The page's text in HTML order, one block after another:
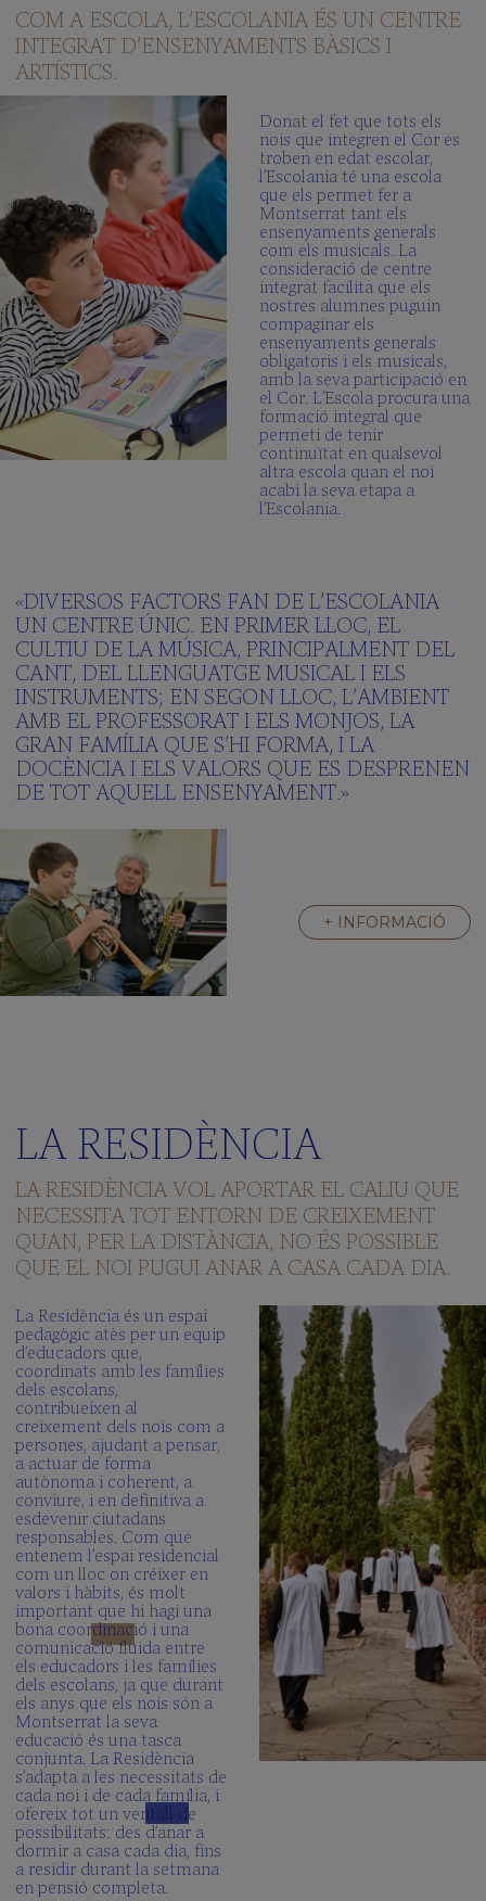
COM A ESCOLA, L’ESCOLANIA ÉS UN CENTRE
INTEGRAT D’ENSENYAMENTS BÀSICS I
ARTÍSTICS.
Donat el fet que tots els
nois que integren el Cor es
troben en edat escolar,
l’Escolania té una escola
que els permet fer a
Montserrat tant els
ensenyaments generals
com els musicals. La
consideració de centre
integrat facilita que els
nostres alumnes puguin
compaginar els
ensenyaments generals
obligatoris i els musicals,
amb la seva participació en
el Cor. L’Escola procura una
formació integral que
permeti de tenir
continuïtat en qualsevol
altra escola quan el noi
acabi la seva etapa a
l’Escolania.
«DIVERSOS FACTORS FAN DE L’ESCOLANIA
UN CENTRE ÚNIC. EN PRIMER LLOC, EL
CULTIU DE LA MÚSICA, PRINCIPALMENT DEL
CANT, DEL LLENGUATGE MUSICAL I ELS
INSTRUMENTS; EN SEGON LLOC, L’AMBIENT
AMB EL PROFESSORAT I ELS MONJOS, LA
GRAN FAMÍLIA QUE S’HI FORMA, I LA
DOCÈNCIA I ELS VALORS QUE ES DESPRENEN
DE TOT AQUELL ENSENYAMENT.»
+ INFORMACIÓ
LA RESIDÈNCIA
LA RESIDÈNCIA VOL APORTAR EL CALIU QUE
NECESSITA TOT ENTORN DE CREIXEMENT
QUAN, PER LA DISTÀNCIA, NO ÉS POSSIBLE
QUE EL NOI PUGUI ANAR A CASA CADA DIA.
La Residència és un espai
pedagògic atès per un equip
d’educadors que,
coordinats amb les famílies
dels escolans,
contribueixen al
creixement dels nois com a
persones, ajudant a pensar,
a actuar de forma
autònoma i coherent, a
conviure, i en definitiva a
esdevenir ciutadans
responsables. Com que
entenem l’espai residencial
com un lloc on créixer en
valors i hàbits, és molt
important que hi hagi una
bona coordinació i una
comunicació fluida entre
els educadors i les famílies
dels escolans, ja que durant
els anys que els nois són a
Montserrat la seva
educació és una tasca
conjunta. La Residència
s’adapta a les necessitats de
cada noi i de cada família, i
ofereix tot un ventall de
possibilitats: des d’anar a
dormir a casa cada dia, fins
a residir durant la setmana
en pensió completa.